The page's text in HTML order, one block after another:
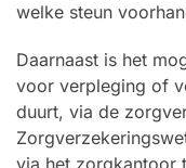
welke steun
Daarnaast is het
voor verpleging of
duurt, via de
via het zorgkantoor